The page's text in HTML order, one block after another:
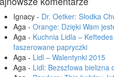
Ignacy - Dr. Oetker: Słodka
Aga - Orange: Dzięki Wam
Aga - Kuchnia Lidla –
faszerowane papryczki
Aga - Lidl – Walentynki 2015
Aga - Lidl: Bezszfowa bielizna